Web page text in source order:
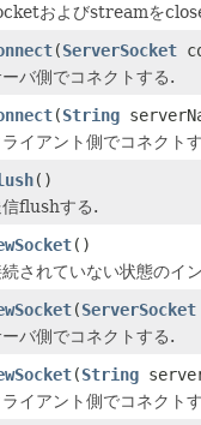
およびstreamを
(ServerSocket
バ側でコネクトする.
(String
ライアント側でコネクト
()
flushする.
()
されていない状態のイ
(ServerSocket
バ側でコネクトする.
(String
ライアント側でコネクト